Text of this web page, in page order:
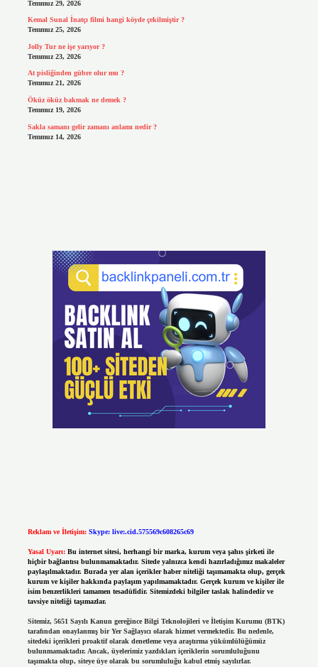
Temmuz 29, 2026
Kemal Sunal İnatçı filmi hangi köyde çekilmiştir ?
Temmuz 25, 2026
Jolly Tur ne işe yarıyor ?
Temmuz 23, 2026
At pisliğinden gübre olur mu ?
Temmuz 21, 2026
Öküz öküz bakmak ne demek ?
Temmuz 19, 2026
Sakla samanı gelir zamanı anlamı nedir ?
Temmuz 14, 2026
Reklam ve İletişim: Skype: live:.cid.575569c608265c69
Yasal Uyarı: Bu internet sitesi, herhangi bir marka, kurum veya şahıs şirketi ile
hiçbir bağlantısı bulunmamaktadır. Sitede yalnızca kendi hazırladığımız makaleler
paylaşılmaktadır. Burada yer alan içerikler haber niteliği taşımamakta olup, gerçek
kurum ve kişiler hakkında paylaşım yapılmamaktadır. Gerçek kurum ve kişiler ile
isim benzerlikleri tamamen tesadüfidir. Sitemizdeki bilgiler taslak halindedir ve
tavsiye niteliği taşımazlar.
Sitemiz, 5651 Sayılı Kanun gereğince Bilgi Teknolojileri ve İletişim Kurumu (BTK)
tarafından onaylanmış bir Yer Sağlayıcı olarak hizmet vermektedir. Bu nedenle,
sitedeki içerikleri proaktif olarak denetleme veya araştırma yükümlülüğümüz
bulunmamaktadır. Ancak, üyelerimiz yazdıkları içeriklerin sorumluluğunu
taşımakta olup, siteye üye olarak bu sorumluluğu kabul etmiş sayılırlar.